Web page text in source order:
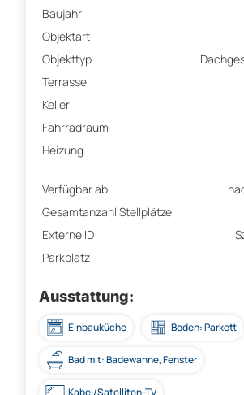
Baujahr
Objektart
Objekttyp
Terrasse
Keller
Fahrradraum
Heizung
Verfügbar ab
Gesamtanzahl Stellplätze
Externe ID
Parkplatz
Ausstattung:
Einbauküche Boden: Parkett
Bad mit: Badewanne, Fenster